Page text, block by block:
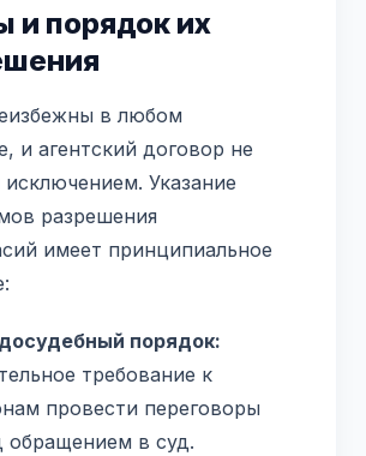
и порядок их
в любом
и агентский договор не
исключением. Указание
разрешения
имеет принципиальное
порядок:
требование к
провести переговоры
обращением в суд.